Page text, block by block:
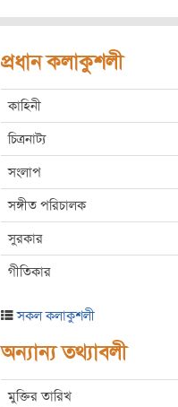
প্রধান কলাকুশলী
কাহিনী
চিত্রনাট্য
সংলাপ
সঙ্গীত পরিচালক
সুরকার
গীতিকার
সকল কলাকুশলী
অন্যান্য তথ্যাবলী
মুক্তির তারিখ